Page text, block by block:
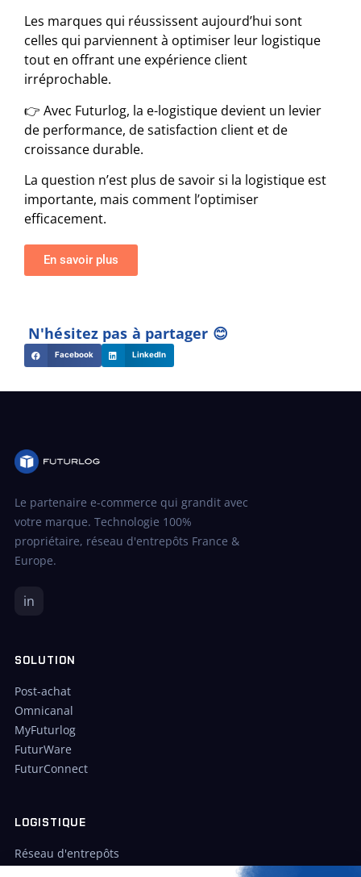
Les marques qui réussissent aujourd’hui sont
celles qui parviennent à optimiser leur logistique
tout en offrant une expérience client
irréprochable.
👉 Avec Futurlog, la e-logistique devient un levier
de performance, de satisfaction client et de
croissance durable.
La question n’est plus de savoir si la logistique est
importante, mais comment l’optimiser
efficacement.
En savoir plus
N'hésitez pas à partager 😊
Facebook LinkedIn
Le partenaire e-commerce qui grandit avec
votre marque. Technologie 100%
propriétaire, réseau d'entrepôts France &
Europe.
in
SOLUTION
Post-achat
Omnicanal
MyFuturlog
FuturWare
FuturConnect
LOGISTIQUE
Réseau d'entrepôts